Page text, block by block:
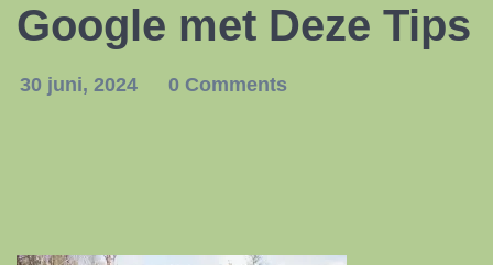
Google met Deze Tips
30 juni, 2024 0 Comments